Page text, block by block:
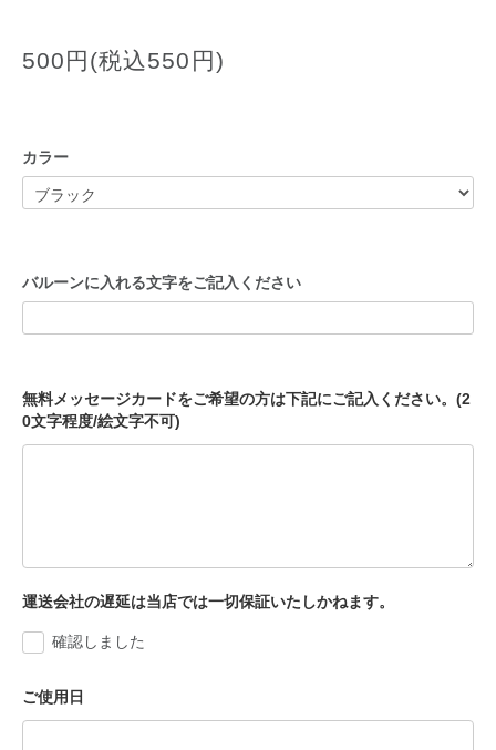
500円(税込550円)
カラー
バルーンに入れる文字をご記入ください
無料メッセージカードをご希望の方は下記にご記入ください。(2
0文字程度/絵文字不可)
運送会社の遅延は当店では一切保証いたしかねます。
確認しました
ご使用日